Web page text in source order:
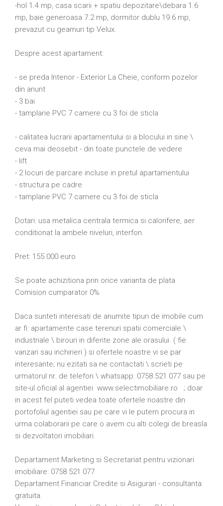
-hol 1.4 mp, casa scarii + spatiu depozitare\debara 1.6
mp, baie generoasa 7.2 mp, dormitor dublu 19.6 mp,
prevazut cu geamuri tip Velux.
Despre acest apartament:
- se preda Interior - Exterior La Cheie, conform pozelor
din anunt
- 3 bai
- tamplarie PVC 7 camere cu 3 foi de sticla
- calitatea lucrarii apartamentului si a blocului in sine \
ceva mai deosebit - din toate punctele de vedere
- lift
- 2 locuri de parcare incluse in pretul apartamentului
- structura pe cadre
- tamplarie PVC 7 camere cu 3 foi de sticla
Dotari: usa metalica centrala termica si calorifere, aer
conditionat la ambele niveluri, interfon.
Pret: 155.000 euro
Se poate achizitiona prin orice varianta de plata
Comision cumparator 0%
Daca sunteti interesati de anumite tipuri de imobile cum
ar fi: apartamente case terenuri spatii comerciale \
industriale \ birouri in diferite zone ale orasului ( fie
vanzari sau inchirieri ) si ofertele noastre vi se par
interesante; nu ezitati sa ne contactati \ scrieti pe
urmatorul nr. de telefon \ whatsapp: 0758 521 077 sau pe
site-ul oficial al agentiei www.selectimobiliare.ro ; doar
in acest fel puteti vedea toate ofertele noastre din
portofoliul agentiei sau pe care vi le putem procura in
urma colaborarii pe care o avem cu alti colegi de breasla
si dezvoltatori imobiliari.
Departament Marketing si Secretariat pentru vizionari
imobiliare: 0758 521 077
Departament Financiar Credite si Asigurari - consultanta
gratuita.